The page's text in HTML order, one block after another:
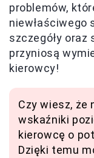
problemów,
niewłaściwego
szczegóły
przyniosą
kierowcy!
Czy wiesz, że
wskaźniki
kierowcę o
Dzięki temu